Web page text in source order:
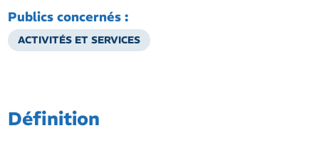
Publics concernés :
ACTIVITÉS ET SERVICES
Définition